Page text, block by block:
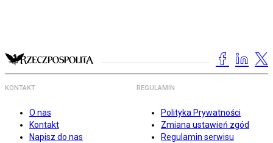
KONTAKT
O nas
Kontakt
Napisz do nas
REGULAMIN
Polityka Prywatności
Zmiana ustawień zgód
Regulamin serwisu